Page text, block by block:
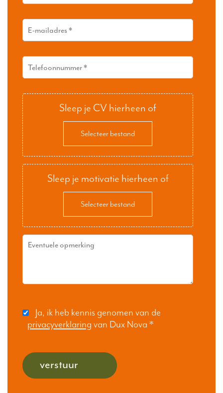
Sleep je CV hierheen of
Selecteer bestand
Sleep je motivatie hierheen of
Selecteer bestand
Ja, ik heb kennis genomen van de
privacyverklaring van Dux Nova *
verstuur